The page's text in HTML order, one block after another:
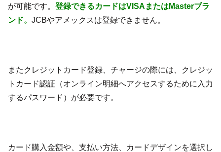
が可能です。 登録できるカードはVISAまたはMasterブラ
ンド。 JCBやアメックスは登録できません。
またクレジットカード登録、チャージの際には、クレジッ
トカード認証（オンライン明細へアクセスするために入力
するパスワード）が必要です。
カード購入金額や、支払い方法、カードデザインを選択し